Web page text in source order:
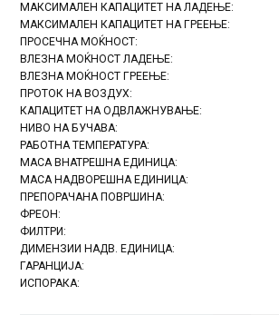
МАКСИМАЛЕН КАПАЦИТЕТ НА ЛАДЕЊЕ:
МАКСИМАЛЕН КАПАЦИТЕТ НА ГРЕЕЊЕ:
ПРОСЕЧНА МОЌНОСТ:
ВЛЕЗНА МОЌНОСТ ЛАДЕЊЕ:
ВЛЕЗНА МОЌНОСТ ГРЕЕЊЕ:
ПРОТОК НА ВОЗДУХ:
КАПАЦИТЕТ НА ОДВЛАЖНУВАЊЕ:
НИВО НА БУЧАВА:
РАБОТНА ТЕМПЕРАТУРА:
МАСА ВНАТРЕШНА ЕДИНИЦА:
МАСА НАДВОРЕШНА ЕДИНИЦА:
ПРЕПОРАЧАНА ПОВРШИНА:
ФРЕОН:
ФИЛТРИ:
ДИМЕНЗИИ НАДВ. ЕДИНИЦА:
ГАРАНЦИЈА:
ИСПОРАКА: